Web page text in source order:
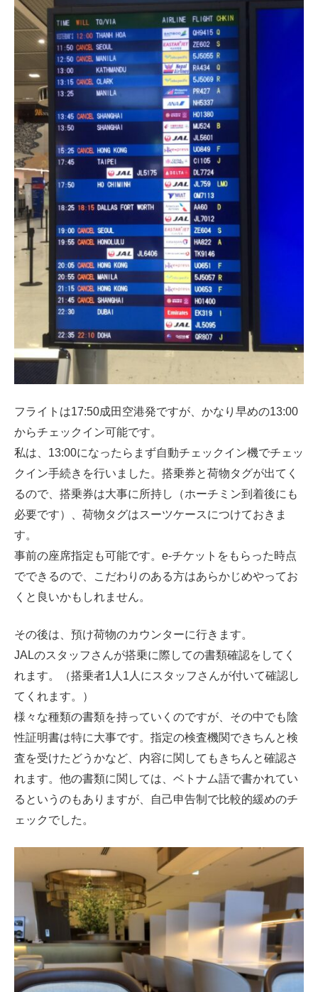
フライトは17:50成田空港発ですが、かなり早めの13:00
からチェックイン可能です。
私は、13:00になったらまず自動チェックイン機でチェッ
クイン手続きを行いました。搭乗券と荷物タグが出てく
るので、搭乗券は大事に所持し（ホーチミン到着後にも
必要です）、荷物タグはスーツケースにつけておきま
す。
事前の座席指定も可能です。e-チケットをもらった時点
でできるので、こだわりのある方はあらかじめやってお
くと良いかもしれません。
その後は、預け荷物のカウンターに行きます。
JALのスタッフさんが搭乗に際しての書類確認をしてく
れます。（搭乗者1人1人にスタッフさんが付いて確認し
てくれます。）
様々な種類の書類を持っていくのですが、その中でも陰
性証明書は特に大事です。指定の検査機関できちんと検
査を受けたどうかなど、内容に関してもきちんと確認さ
れます。他の書類に関しては、ベトナム語で書かれてい
るというのもありますが、自己申告制で比較的緩めのチ
ェックでした。